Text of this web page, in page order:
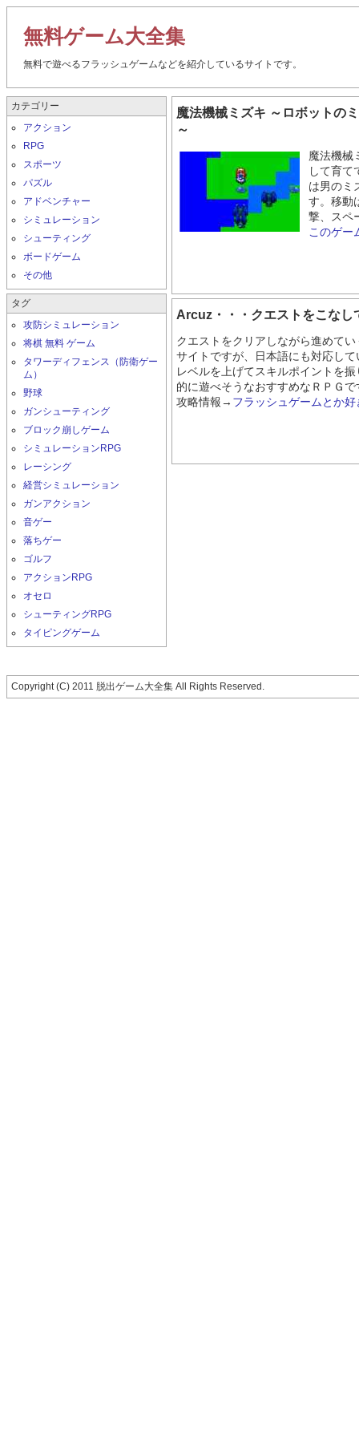
無料ゲーム大全集
無料で遊べるフラッシュゲームなどを紹介しているサイトです。
魔法機械ミズキ ～ロボットの
～
魔法機械
して育て
は男のミ
す。移動
撃、スペ
このゲー
Arcuz・・・クエストをこなし
クエストをクリアしながら進めて
サイトですが、日本語にも対応し
レベルを上げてスキルポイントを
的に遊べそうなおすすめなＲＰＧで
攻略情報→ フラッシュゲームとか
カテゴリー
アクション
RPG
スポーツ
パズル
アドベンチャー
シミュレーション
シューティング
ボードゲーム
その他
タグ
攻防シミュレーション
将棋 無料 ゲーム
タワーディフェンス（防衛ゲー
ム）
野球
ガンシューティング
ブロック崩しゲーム
シミュレーションRPG
レーシング
経営シミュレーション
ガンアクション
音ゲー
落ちゲー
ゴルフ
アクションRPG
オセロ
シューティングRPG
タイピングゲーム
Copyright (C) 2011 脱出ゲーム大全集 All Rights Reserved.